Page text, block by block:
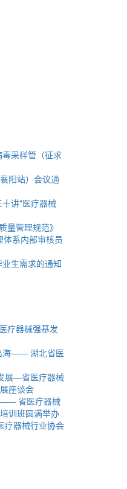
采样管（征求
阳站）会议通
讲"医疗器械
量管理规范》
系内部审核员
生需求的通知
疗器械强基发
海—— 湖北省医
展—省医疗器械
座谈会
—— 省医疗器械
训班圆满举办
疗器械行业协会